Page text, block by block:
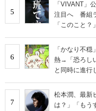
5
「VIVANT」
注目へ 番組
「このこと？
6
「かなり不
熱→「恐ろし
と同時に進行
7
松本潤、最新
は？」「もう